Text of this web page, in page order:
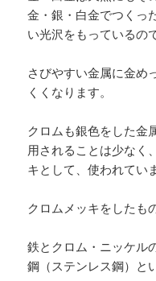
金・銀・白金でつくっ
い光沢をもっているの
さびやすい金属に金め
くくなります。
クロムも銀色をした金
用されることは少なく
キとして、使われてい
クロムメッキをしたも
鉄とクロム・ニッケル
鋼（ステンレス鋼）と